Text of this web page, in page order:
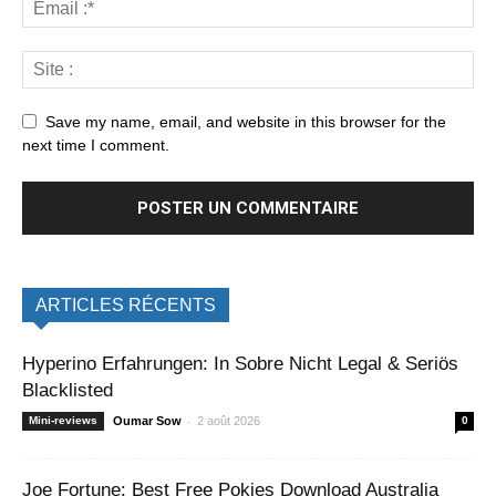
Save my name, email, and website in this browser for the
next time I comment.
ARTICLES RÉCENTS
Hyperino Erfahrungen: In Sobre Nicht Legal & Seriös
Blacklisted
Mini-reviews Oumar Sow - 2 août 2026 0
Joe Fortune: Best Free Pokies Download Australia